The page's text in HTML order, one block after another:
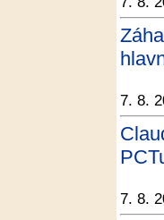
7. 8.
7. 8.